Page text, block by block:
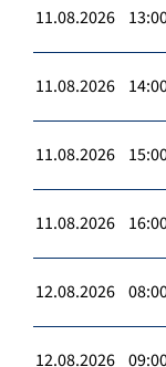
11.08.2026
11.08.2026
11.08.2026
11.08.2026
12.08.2026
12.08.2026